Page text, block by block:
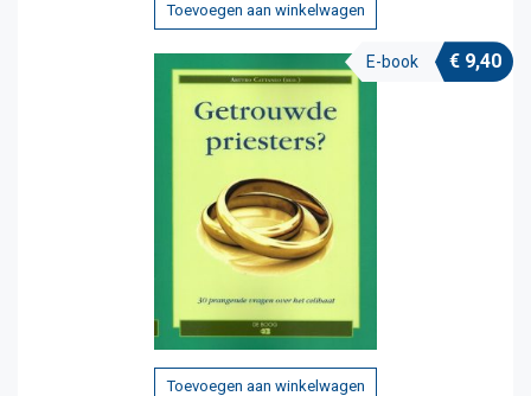
Toevoegen aan winkelwagen
E-book € 9,40
Toevoegen aan winkelwagen